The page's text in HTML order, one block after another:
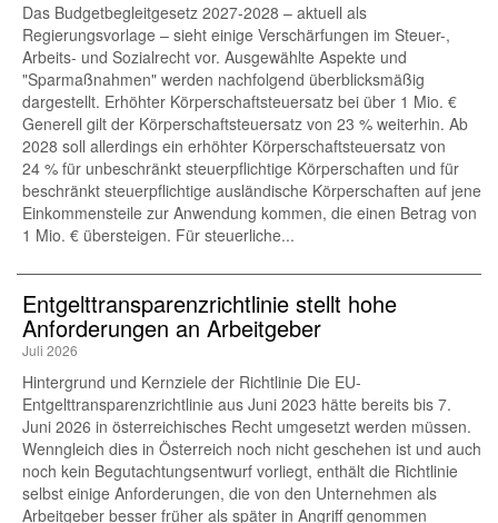
Das Budgetbegleitgesetz 2027-2028 – aktuell als
Regierungsvorlage – sieht einige Verschärfungen im Steuer-,
Arbeits- und Sozialrecht vor. Ausgewählte Aspekte und
"Sparmaßnahmen" werden nachfolgend überblicksmäßig
dargestellt. Erhöhter Körperschaftsteuersatz bei über 1 Mio. €
Generell gilt der Körperschaftsteuersatz von 23 % weiterhin. Ab
2028 soll allerdings ein erhöhter Körperschaftsteuersatz von
24 % für unbeschränkt steuerpflichtige Körperschaften und für
beschränkt steuerpflichtige ausländische Körperschaften auf jene
Einkommensteile zur Anwendung kommen, die einen Betrag von
1 Mio. € übersteigen. Für steuerliche...
Entgelttransparenz​­richtlinie stellt hohe
Anforderungen an Arbeitgeber
Juli 2026
Hintergrund und Kernziele der Richtlinie Die EU-
Entgelttransparenzrichtlinie aus Juni 2023 hätte bereits bis 7.
Juni 2026 in österreichisches Recht umgesetzt werden müssen.
Wenngleich dies in Österreich noch nicht geschehen ist und auch
noch kein Begutachtungsentwurf vorliegt, enthält die Richtlinie
selbst einige Anforderungen, die von den Unternehmen als
Arbeitgeber besser früher als später in Angriff genommen